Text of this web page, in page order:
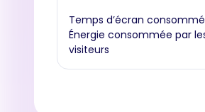
Temps d’écran
Énergie consommée par
visiteurs